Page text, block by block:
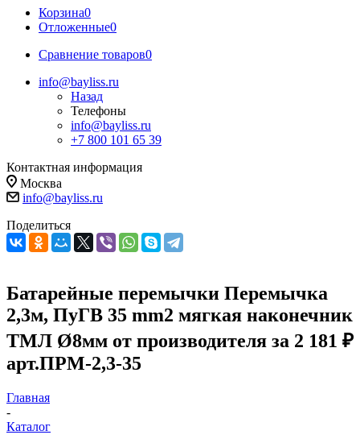
Корзина0
Отложенные0
Сравнение товаров0
info@bayliss.ru
Назад
Телефоны
info@bayliss.ru
+7 800 101 65 39
Контактная информация
Москва
info@bayliss.ru
Поделиться
Батарейные перемычки Перемычка
2,3м, ПуГВ 35 mm2 мягкая наконечник
ТМЛ Ø8мм от производителя за 2 181 ₽
арт.ПРМ-2,3-35
Главная
-
Каталог